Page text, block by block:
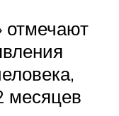
отмечают
месяцев